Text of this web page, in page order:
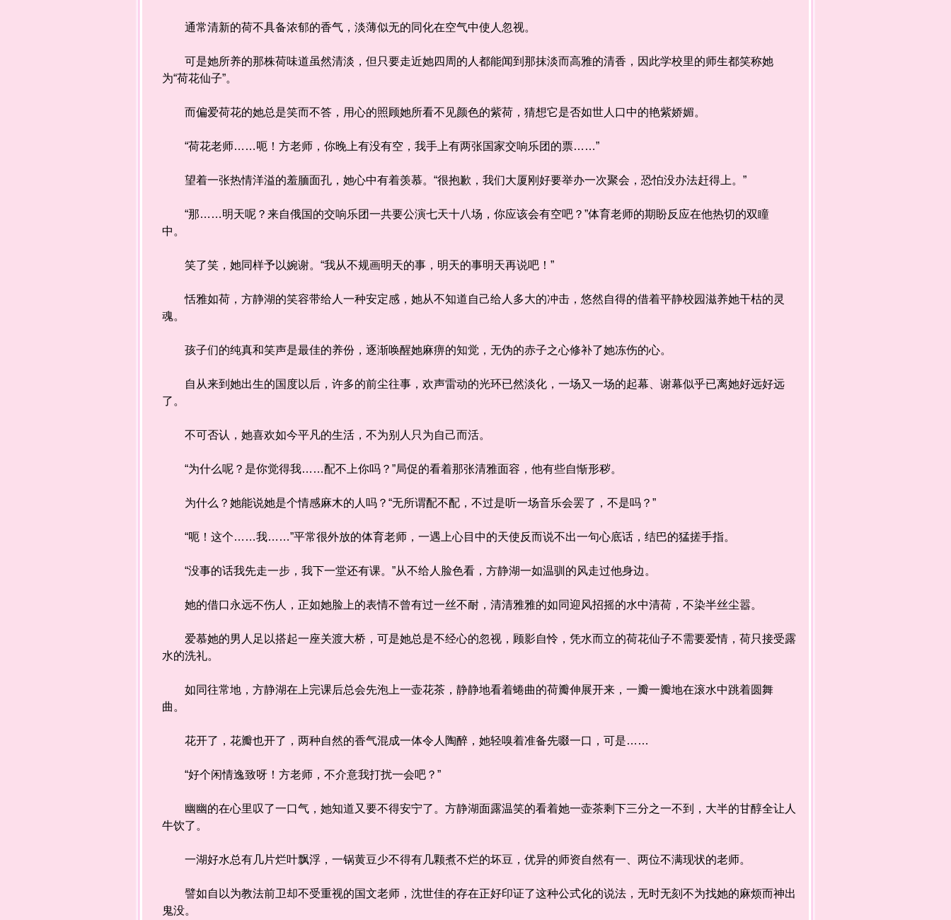
通常清新的荷不具备浓郁的香气，淡薄似无的同化在空气中使人忽视。
可是她所养的那株荷味道虽然清淡，但只要走近她四周的人都能闻到那抹淡而高雅的清香，因此学校里的师生都笑称她
为“荷花仙子”。
而偏爱荷花的她总是笑而不答，用心的照顾她所看不见颜色的紫荷，猜想它是否如世人口中的艳紫娇媚。
“荷花老师……呃！方老师，你晚上有没有空，我手上有两张国家交响乐团的票……”
望着一张热情洋溢的羞腼面孔，她心中有着羡慕。“很抱歉，我们大厦刚好要举办一次聚会，恐怕没办法赶得上。”
“那……明天呢？来自俄国的交响乐团一共要公演七天十八场，你应该会有空吧？”体育老师的期盼反应在他热切的双瞳
中。
笑了笑，她同样予以婉谢。“我从不规画明天的事，明天的事明天再说吧！”
恬雅如荷，方静湖的笑容带给人一种安定感，她从不知道自己给人多大的冲击，悠然自得的借着平静校园滋养她干枯的灵
魂。
孩子们的纯真和笑声是最佳的养份，逐渐唤醒她麻痹的知觉，无伪的赤子之心修补了她冻伤的心。
自从来到她出生的国度以后，许多的前尘往事，欢声雷动的光环已然淡化，一场又一场的起幕、谢幕似乎已离她好远好远
了。
不可否认，她喜欢如今平凡的生活，不为别人只为自己而活。
“为什么呢？是你觉得我……配不上你吗？”局促的看着那张清雅面容，他有些自惭形秽。
为什么？她能说她是个情感麻木的人吗？“无所谓配不配，不过是听一场音乐会罢了，不是吗？”
“呃！这个……我……”平常很外放的体育老师，一遇上心目中的天使反而说不出一句心底话，结巴的猛搓手指。
“没事的话我先走一步，我下一堂还有课。”从不给人脸色看，方静湖一如温驯的风走过他身边。
她的借口永远不伤人，正如她脸上的表情不曾有过一丝不耐，清清雅雅的如同迎风招摇的水中清荷，不染半丝尘嚣。
爱慕她的男人足以搭起一座关渡大桥，可是她总是不经心的忽视，顾影自怜，凭水而立的荷花仙子不需要爱情，荷只接受露
水的洗礼。
如同往常地，方静湖在上完课后总会先泡上一壶花茶，静静地看着蜷曲的荷瓣伸展开来，一瓣一瓣地在滚水中跳着圆舞
曲。
花开了，花瓣也开了，两种自然的香气混成一体令人陶醉，她轻嗅着准备先啜一口，可是……
“好个闲情逸致呀！方老师，不介意我打扰一会吧？”
幽幽的在心里叹了一口气，她知道又要不得安宁了。方静湖面露温笑的看着她一壶茶剩下三分之一不到，大半的甘醇全让人
牛饮了。
一湖好水总有几片烂叶飘浮，一锅黄豆少不得有几颗煮不烂的坏豆，优异的师资自然有一、两位不满现状的老师。
譬如自以为教法前卫却不受重视的国文老师，沈世佳的存在正好印证了这种公式化的说法，无时无刻不为找她的麻烦而神出
鬼没。